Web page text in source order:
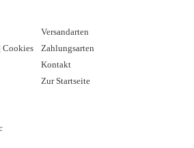
Cookies
Versandarten
Zahlungsarten
Kontakt
Zur Startseite